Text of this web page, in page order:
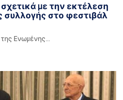
με την εκτέλεση
συλλογής στο φεστιβάλ
Ενωμένης...